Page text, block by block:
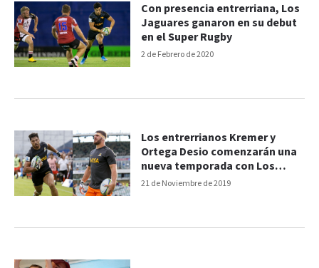
2 de Febrero de 2020
Con presencia entrerriana, Los
Jaguares ganaron en su debut
en el Super Rugby
21 de Noviembre de 2019
Los entrerrianos Kremer y
Ortega Desio comenzarán una
nueva temporada con Los
Jaguares